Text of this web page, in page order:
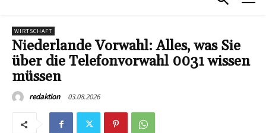
WIRTSCHAFT
Niederlande Vorwahl: Alles, was Sie
über die Telefonvorwahl 0031 wissen
müssen
redaktion 03.08.2026